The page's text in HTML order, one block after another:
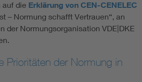
auf die Erklärung von CEN-CENELEC
– Normung schafft Vertrauen“, an
der Normungsorganisation VDE|DKE
Prioritäten der Normung in